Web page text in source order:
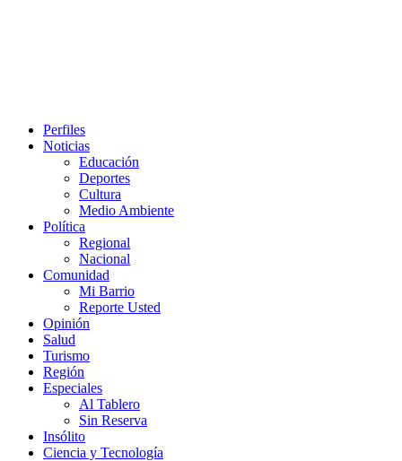
Primary
Menu
Perfiles
Noticias
Educación
Deportes
Cultura
Medio Ambiente
Política
Regional
Nacional
Comunidad
Mi Barrio
Reporte Usted
Opinión
Salud
Turismo
Región
Especiales
Al Tablero
Sin Reserva
Insólito
Ciencia y Tecnología